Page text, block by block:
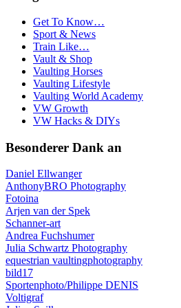
Get To Know…
Sport & News
Train Like…
Vault & Shop
Vaulting Horses
Vaulting Lifestyle
Vaulting World Academy
VW Growth
VW Hacks & DIYs
Besonderer Dank an
Daniel Ellwanger
AnthonyBRO Photography
Fotoina
Arjen van der Spek
Schanner-art
Andrea Fuchshumer
Julia Schwartz Photography
equestrian vaultingphotography
bild17
Sportenphoto/Philippe DENIS
Voltigraf